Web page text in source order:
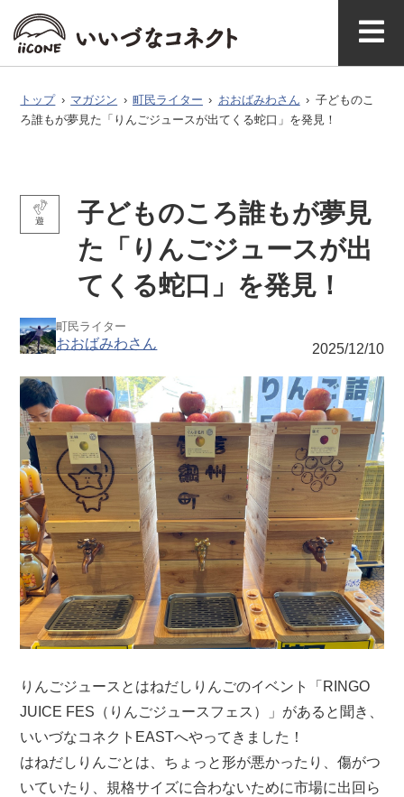
マガジ
ン公式
アク
セス
いいづなコネ
クトとは
ト
ジ
ン
トップ › マガジン › 町民ライター › おおばみわさん › 子どものこ
ろ誰もが夢見た「りんごジュースが出てくる蛇口」を発見！
遊
子どものころ誰もが夢見
た「りんごジュースが出
てくる蛇口」を発見！
町民ライター
おおばみわさん 2025/12/10
りんごジュースとはねだしりんごのイベント「RINGO
JUICE FES（りんごジュースフェス）」があると聞き、
いいづなコネクトEASTへやってきました！
はねだしりんごとは、ちょっと形が悪かったり、傷がつ
いていたり、規格サイズに合わないために市場に出回ら